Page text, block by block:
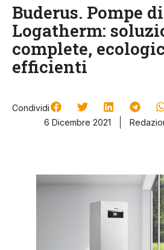
Buderus. Pompe
Logatherm:
complete,
efficienti
Condividi
6 Dicembre 2021